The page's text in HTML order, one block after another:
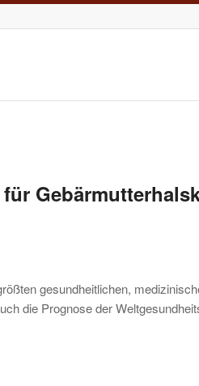
gesundheitlichen,
die Prognose der